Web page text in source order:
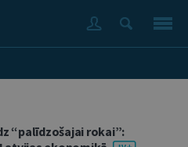
“palīdzošajai rokai”: